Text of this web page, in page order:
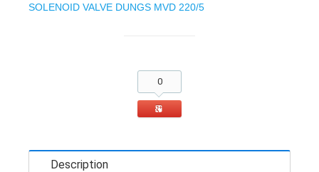
SOLENOID VALVE DUNGS MVD 220/5
0
Description